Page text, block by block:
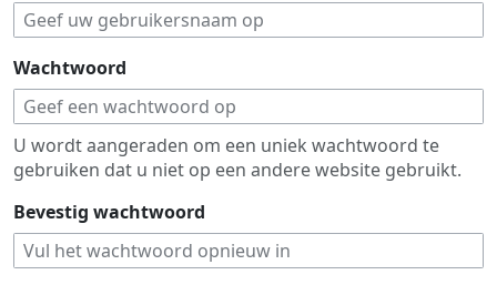
Wachtwoord
U wordt aangeraden om een uniek wachtwoord te
gebruiken dat u niet op een andere website gebruikt.
Bevestig wachtwoord